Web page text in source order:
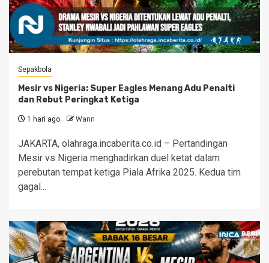
Sepakbola
Mesir vs Nigeria: Super Eagles Menang Adu Penalti
dan Rebut Peringkat Ketiga
1 hari ago Wann
JAKARTA, olahraga.incaberita.co.id – Pertandingan
Mesir vs Nigeria menghadirkan duel ketat dalam
perebutan tempat ketiga Piala Afrika 2025. Kedua tim
gagal...